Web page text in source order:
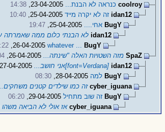
coolroy כנראה לא הבנת...
14:38
idan12 זה לא יקרה מייד25-04-2005,
10:40
BugY אחי....
19:47
idan12 לא הבנתי כלום ממה שאמרתה
BugY
... whatever
26-04-2005,
SpaZ מזה השטויות האלה "שינתה...26-04-2005,
idan12 [font=Verdana]אני חושב... 27-04-2005,
BugY למה
08:30
cyber_iguana זה כמו שילדים קטנים
BugY זה שוב מתחיל29-04-2005,
06:20
cyber_iguana אז אולי לא הביאה